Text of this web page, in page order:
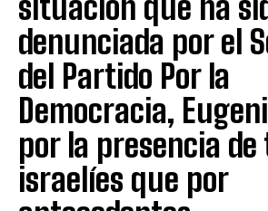
situación que ha
denunciada por el
del Partido Por la
Democracia,
por la presencia
israelíes que por